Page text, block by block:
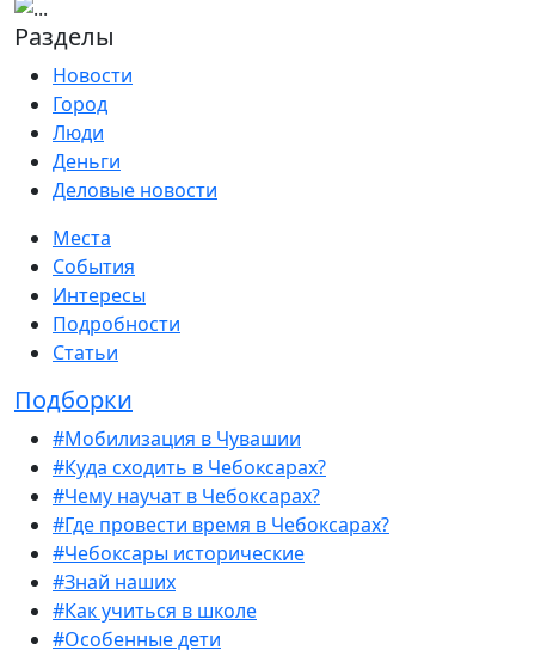
Разделы
Новости
Город
Люди
Деньги
Деловые новости
Места
События
Интересы
Подробности
Статьи
Подборки
#Мобилизация в Чувашии
#Куда сходить в Чебоксарах?
#Чему научат в Чебоксарах?
#Где провести время в Чебоксарах?
#Чебоксары исторические
#Знай наших
#Как учиться в школе
#Особенные дети